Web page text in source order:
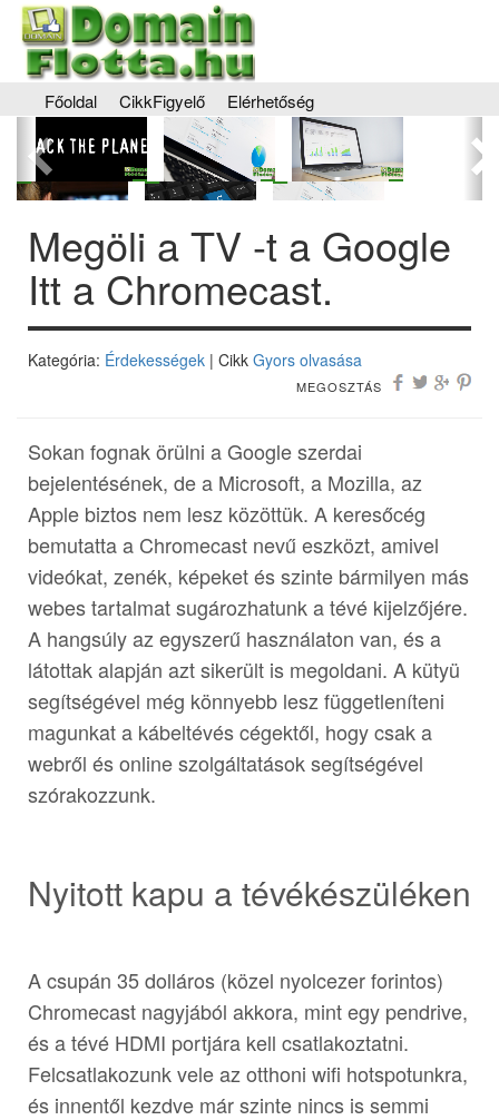
Főoldal CikkFigyelő Elérhetőség
Előző
Megöli a TV -t a Google
Itt a Chromecast.
Kategória: Érdekességek | Cikk Gyors olvasása
MEGOSZTÁS
Sokan fognak örülni a Google szerdai
bejelentésének, de a Microsoft, a Mozilla, az
Apple biztos nem lesz közöttük. A keresőcég
bemutatta a Chromecast nevű eszközt, amivel
videókat, zenék, képeket és szinte bármilyen más
webes tartalmat sugározhatunk a tévé kijelzőjére.
A hangsúly az egyszerű használaton van, és a
látottak alapján azt sikerült is megoldani. A kütyü
segítségével még könnyebb lesz függetleníteni
magunkat a kábeltévés cégektől, hogy csak a
webről és online szolgáltatások segítségével
szórakozzunk.
Nyitott kapu a tévékészüléken
A csupán 35 dolláros (közel nyolcezer forintos)
Chromecast nagyjából akkora, mint egy pendrive,
és a tévé HDMI portjára kell csatlakoztatni.
Felcsatlakozunk vele az otthoni wifi hotspotunkra,
és innentől kezdve már szinte nincs is semmi